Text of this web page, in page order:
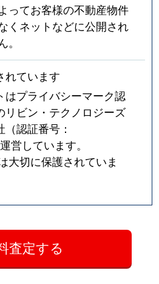
ってお客様の不動産物件
くネットなどに公開され
れています
はプライバシーマーク認
リビン・テクノロジーズ
（認証番号：
営しています。
大切に保護されていま